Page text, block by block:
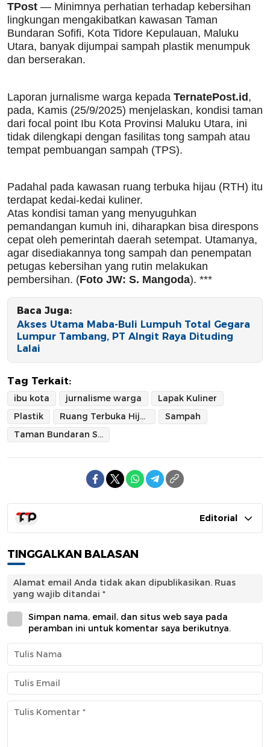
TPost — Minimnya perhatian terhadap kebersihan
lingkungan mengakibatkan kawasan Taman
Bundaran Sofifi, Kota Tidore Kepulauan, Maluku
Utara, banyak dijumpai sampah plastik menumpuk
dan berserakan.
Laporan jurnalisme warga kepada TernatePost.id,
pada, Kamis (25/9/2025) menjelaskan, kondisi taman
dari focal point Ibu Kota Provinsi Maluku Utara, ini
tidak dilengkapi dengan fasilitas tong sampah atau
tempat pembuangan sampah (TPS).
Padahal pada kawasan ruang terbuka hijau (RTH) itu
terdapat kedai-kedai kuliner.
Atas kondisi taman yang menyuguhkan
pemandangan kumuh ini, diharapkan bisa direspons
cepat oleh pemerintah daerah setempat. Utamanya,
agar disediakannya tong sampah dan penempatan
petugas kebersihan yang rutin melakukan
pembersihan. (Foto JW: S. Mangoda). ***
Baca Juga:
Akses Utama Maba-Buli Lumpuh Total Gegara
Lumpur Tambang, PT Alngit Raya Dituding
Lalai
Tag Terkait:
ibu kota jurnalisme warga
Lapak Kuliner
Plastik
Ruang Terbuka Hijau
Sampah
Taman Bundaran Sofifi
Editorial
TINGGALKAN BALASAN
Alamat email Anda tidak akan dipublikasikan. Ruas
yang wajib ditandai *
Simpan nama, email, dan situs web saya pada
peramban ini untuk komentar saya berikutnya.